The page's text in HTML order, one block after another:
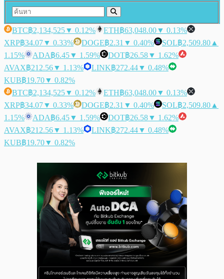
BTC฿2,134,525▼ 0.12% ETH฿63,048.00▼ 0.13%
XRP฿34.07▼ 0.33% DOGE฿2.31 ▼ 0.40% SOL฿2,509.80 ▲
1.15%
ADA฿6.45▼ 1.59% DOT฿26.58▼ 1.62%
AVAX฿212.56▼ 1.13% LINK฿272.44▼ 0.48%
KUB฿19.70▼ 0.82%
BTC฿2,134,525▼ 0.12% ETH฿63,048.00▼ 0.13%
XRP฿34.07▼ 0.33% DOGE฿2.31 ▼ 0.40% SOL฿2,509.80 ▲
1.15%
ADA฿6.45▼ 1.59% DOT฿26.58▼ 1.62%
AVAX฿212.56▼ 1.13% LINK฿272.44▼ 0.48%
KUB฿19.70▼ 0.82%